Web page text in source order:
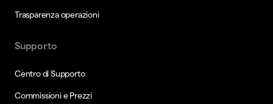
Trasparenza operazioni
Supporto
Centro di Supporto
Commissioni e Prezzi